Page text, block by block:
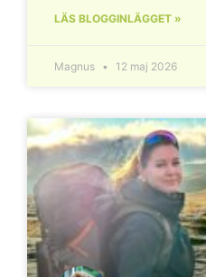
LÄS BLOGGINLÄGGET »
Magnus 12 maj 2026